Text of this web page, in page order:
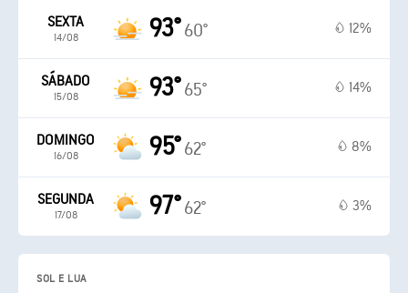
SEXTA
14/08 93° 60° 12%
SÁBADO
15/08 93° 65° 14%
DOMINGO
16/08 95° 62° 8%
SEGUNDA
17/08 97° 62° 3%
SOL E LUA